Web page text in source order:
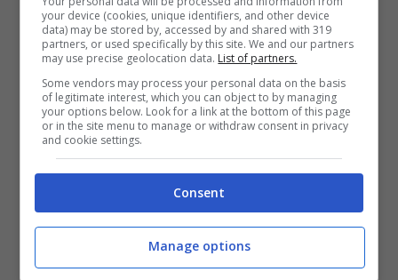
Serie A, qualora uno dei club italiani dovesse
puntare sul colpo a costo zero.
Ultime di mercato:
l’annuncio sull’addio di
Kostas Manolas
Quelle che seguono, sono le parole di
di Kostas Manolas dallo Sharjah, club dal
your device (cookies, unique identifiers, and other device
data) may be stored by, accessed by and shared with 319
partners, or used specifically by this site. We and our partners
may use precise geolocation data. List of partners.
Some vendors may process your personal data on the basis
of legitimate interest, which you can object to by managing
your options below. Look for a link at the bottom of this page
or in the site menu to manage or withdraw consent in privacy
and cookie settings.
Consent
Manage options